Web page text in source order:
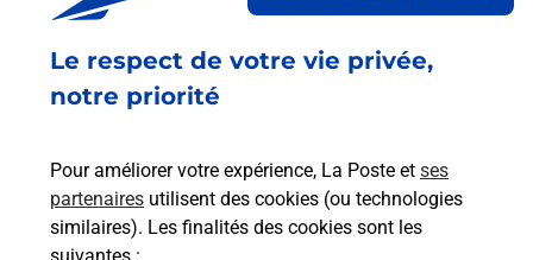
Le respect de votre vie privée,
notre priorité
Pour améliorer votre expérience, La Poste et ses
partenaires utilisent des cookies (ou technologies
similaires). Les finalités des cookies sont les
en ligne
Ouvert 24h/24
Recherchez un autre point de contact